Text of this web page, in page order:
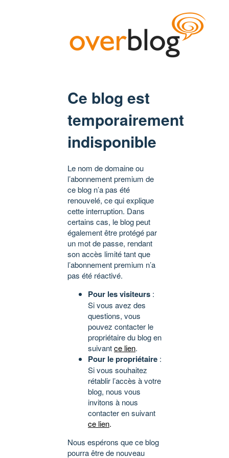
Ce blog est
temporairement
indisponible
Le nom de domaine ou
l’abonnement premium de
ce blog n’a pas été
renouvelé, ce qui explique
cette interruption. Dans
certains cas, le blog peut
également être protégé par
un mot de passe, rendant
son accès limité tant que
l’abonnement premium n’a
pas été réactivé.
Pour les visiteurs :
Si vous avez des
questions, vous
pouvez contacter le
propriétaire du blog en
suivantce lien.
Pour le propriétaire :
Si vous souhaitez
rétablir l’accès à votre
blog, nous vous
invitons à nous
contacter en suivant
ce lien.
Nous espérons que ce blog
pourra être de nouveau